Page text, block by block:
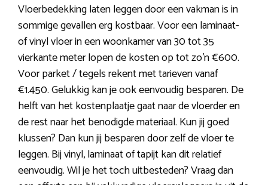
Vloerbedekking laten leggen door een vakman is in
sommige gevallen erg kostbaar. Voor een laminaat-
of vinyl vloer in een woonkamer van 30 tot 35
vierkante meter lopen de kosten op tot zo’n €600.
Voor parket / tegels rekent met tarieven vanaf
€1.450. Gelukkig kan je ook eenvoudig besparen. De
helft van het kostenplaatje gaat naar de vloerder en
de rest naar het benodigde materiaal. Kun jij goed
klussen? Dan kun jij besparen door zelf de vloer te
leggen. Bij vinyl, laminaat of tapijt kan dit relatief
eenvoudig. Wil je het toch uitbesteden? Vraag dan